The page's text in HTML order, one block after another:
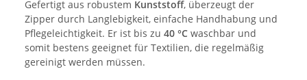
Gefertigt aus robustem Kunststoff, überzeugt der
Zipper durch Langlebigkeit, einfache Handhabung und
Pflegeleichtigkeit. Er ist bis zu 40 °C waschbar und
somit bestens geeignet für Textilien, die regelmäßig
gereinigt werden müssen.